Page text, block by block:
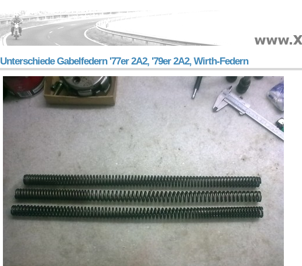
Unterschiede Gabelfedern '77er 2A2, '79er 2A2, Wirth-Federn